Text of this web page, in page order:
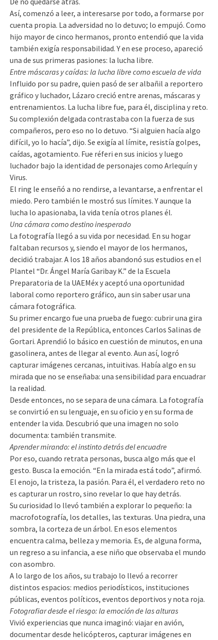
Así, comenzó a leer, a interesarse por todo, a formarse por
cuenta propia. La adversidad no lo detuvo; lo empujó. Como
hijo mayor de cinco hermanos, pronto entendió que la vida
también exigía responsabilidad. Y en ese proceso, apareció
una de sus primeras pasiones: la lucha libre.
Entre máscaras y caídas: la lucha libre como escuela de vida
Influido por su padre, quien pasó de ser albañil a reportero
gráfico y luchador, Lázaro creció entre arenas, máscaras y
entrenamientos. La lucha libre fue, para él, disciplina y reto.
Su complexión delgada contrastaba con la fuerza de sus
compañeros, pero eso no lo detuvo. “Si alguien hacía algo
difícil, yo lo hacía”, dijo. Se exigía al límite, resistía golpes,
caídas, agotamiento. Fue réferi en sus inicios y luego
luchador bajo la identidad de personajes como Arlequín y
Virus.
El ring le enseñó a no rendirse, a levantarse, a enfrentar el
miedo. Pero también le mostró sus límites. Y aunque la
lucha lo apasionaba, la vida tenía otros planes él.
Una cámara como destino inesperado
La fotografía llegó a su vida por necesidad. En su hogar
faltaban recursos y, siendo el mayor de los hermanos,
decidió trabajar. A los 18 años abandonó sus estudios en el
Plantel “Dr. Ángel María Garibay K.” de la Escuela
Preparatoria de la UAEMéx y aceptó una oportunidad
laboral como reportero gráfico, aun sin saber usar una
cámara fotográfica.
Su primer encargo fue una prueba de fuego: cubrir una gira
del presidente de la República, entonces Carlos Salinas de
Gortari. Aprendió lo básico en cuestión de minutos, en una
gasolinera, antes de llegar al evento. Aun así, logró
capturar imágenes cercanas, intuitivas. Había algo en su
mirada que no se enseñaba: una sensibilidad para encuadrar
la realidad.
Desde entonces, no se separa de una cámara. La fotografía
se convirtió en su lenguaje, en su oficio y en su forma de
entender la vida. Descubrió que una imagen no solo
documenta: también transmite.
Aprender mirando: el instinto detrás del encuadre
Por eso, cuando retrata personas, busca algo más que el
gesto. Busca la emoción. “En la mirada está todo”, afirmó.
El enojo, la tristeza, la pasión. Para él, el verdadero reto no
es capturar un rostro, sino revelar lo que hay detrás.
Su curiosidad lo llevó también a explorar lo pequeño: la
macrofotografía, los detalles, las texturas. Una piedra, una
sombra, la corteza de un árbol. En esos elementos
encuentra calma, belleza y memoria. Es, de alguna forma,
un regreso a su infancia, a ese niño que observaba el mundo
con asombro.
A lo largo de los años, su trabajo lo llevó a recorrer
distintos espacios: medios periodísticos, instituciones
públicas, eventos políticos, eventos deportivos y nota roja.
Fotografiar desde el riesgo: la emoción de las alturas
Vivió experiencias que nunca imaginó: viajar en avión,
documentar desde helicópteros, capturar imágenes en